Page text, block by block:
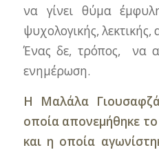
να γίνει θύμα
ψυχολογικής, λεκτικής,
Ένας δε, τρόπος, να
ενημέρωση.
Η Μαλάλα
οποία απονεμήθηκε
και η οποία